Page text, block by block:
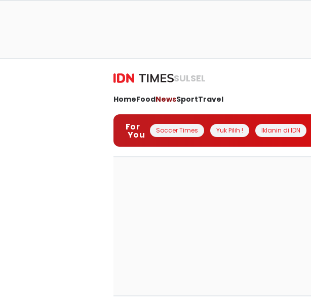
SULSEL
HomeFoodNewsSportTravel
For
You Soccer Times Yuk Pilih ! Iklanin di IDN